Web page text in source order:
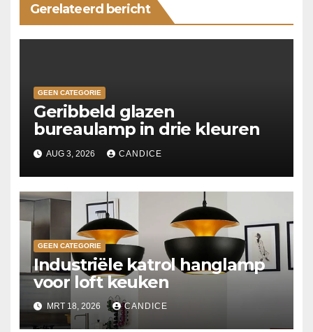
Gerelateerd bericht
GEEN CATEGORIE
Geribbeld glazen
bureaulamp in drie kleuren
AUG 3, 2026 CANDICE
GEEN CATEGORIE
Industriële katrol hanglamp
voor loft keuken
MRT 18, 2026 CANDICE